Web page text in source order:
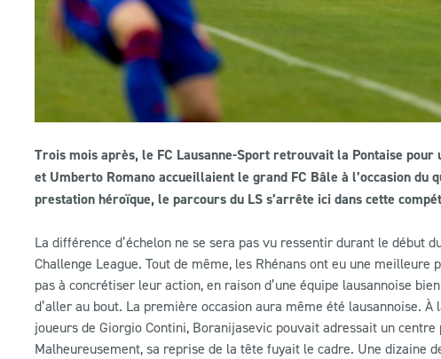
Trois mois après, le FC Lausanne-Sport retrouvait la Pontaise
et Umberto Romano accueillaient le grand FC Bâle à l’occasion
prestation héroïque, le parcours du LS s’arrête ici dans cette
La différence d’échelon ne se sera pas vu ressentir durant le début
Challenge League. Tout de même, les Rhénans ont eu une
pas à concrétiser leur action, en raison d’une équipe lausannoise
d’aller au bout. La première occasion aura même été lausannoise.
joueurs de Giorgio Contini, Boranijasevic pouvait adressait un
Malheureusement, sa reprise de la tête fuyait le cadre. Une dizaine